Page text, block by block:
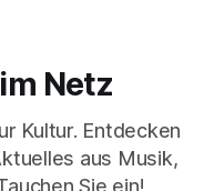
Netz
Kultur. Entdecken
aus Musik,
Sie ein!